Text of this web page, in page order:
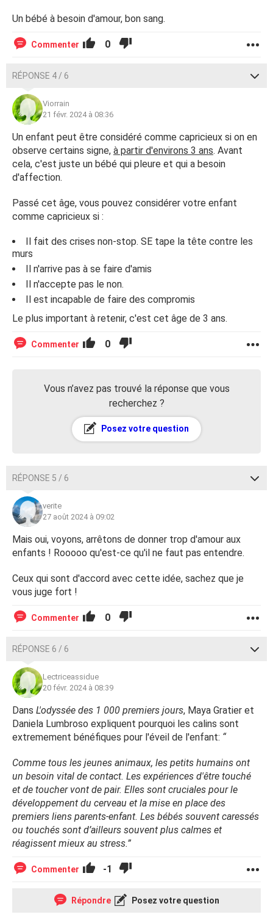
Un bébé à besoin d'amour, bon sang.
Commenter 0
RÉPONSE 4 / 6
Viorrain
21 févr. 2024 à 08:36
Un enfant peut être considéré comme capricieux si on en
observe certains signe, à partir d'environs 3 ans. Avant
cela, c'est juste un bébé qui pleure et qui a besoin
d'affection.
Passé cet âge, vous pouvez considérer votre enfant
comme capricieux si :
Il fait des crises non-stop. SE tape la tête contre les
murs
Il n'arrive pas à se faire d'amis
Il n'accepte pas le non.
Il est incapable de faire des compromis
Le plus important à retenir, c'est cet âge de 3 ans.
Commenter 0
Vous n’avez pas trouvé la réponse que vous
recherchez ?
Posez votre question
RÉPONSE 5 / 6
verite
27 août 2024 à 09:02
Mais oui, voyons, arrêtons de donner trop d'amour aux
enfants ! Rooooo qu'est-ce qu'il ne faut pas entendre.
Ceux qui sont d'accord avec cette idée, sachez que je
vous juge fort !
Commenter 0
RÉPONSE 6 / 6
Lectriceassidue
20 févr. 2024 à 08:39
Dans L'odyssée des 1 000 premiers jours, Maya Gratier et
Daniela Lumbroso expliquent pourquoi les calins sont
extremement bénéfiques pour l'éveil de l'enfant: “
Comme tous les jeunes animaux, les petits humains ont
un besoin vital de contact. Les expériences d'être touché
et de toucher vont de pair. Elles sont cruciales pour le
développement du cerveau et la mise en place des
premiers liens parents-enfant. Les bébés souvent caressés
ou touchés sont d’ailleurs souvent plus calmes et
réagissent mieux au stress.”
Commenter -1
Répondre Posez votre question